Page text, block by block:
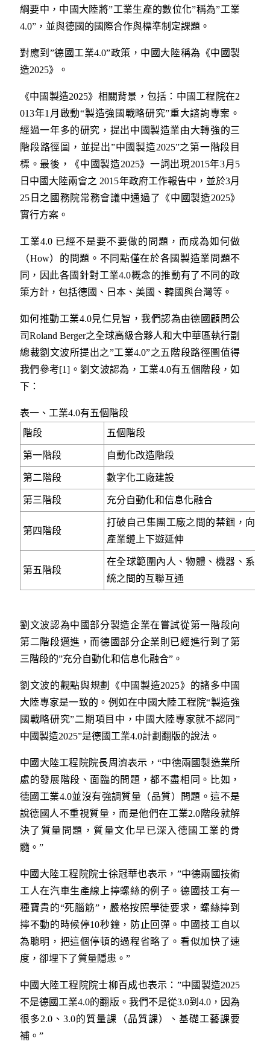
綱要中，中國大陸將”工業生產的數位化”稱為”工業
4.0”，並與德國的國際合作與標準制定課題。
對應到”德國工業4.0”政策，中國大陸稱為《中國製
造2025》。
《中國製造2025》相關背景，包括：中國工程院在2
013年1月啟動“製造強國戰略研究”重大諮詢專案。
經過一年多的研究，提出中國製造業由大轉強的三
階段路徑圖，並提出”中國製造2025”之第一階段目
標。最後，《中國製造2025》一詞出現2015年3月5
日中國大陸兩會之 2015年政府工作報告中，並於3月
25日之國務院常務會議中通過了《中國製造2025》
實行方案。
工業4.0 已經不是要不要做的問題，而成為如何做
（How）的問題。不同點僅在於各國製造業問題不
同，因此各國針對工業4.0概念的推動有了不同的政
策方針，包括德國、日本、美國、韓國與台灣等。
如何推動工業4.0見仁見智，我們認為由德國顧問公
司Roland Berger之全球高級合夥人和大中華區執行副
總裁劉文波所提出之”工業4.0”之五階段路徑圖值得
我們參考[1]。劉文波認為，工業4.0有五個階段，如
下：
表一、工業4.0有五個階段
階段
五個階段
第一階段 自動化改造階段
第二階段 數字化工廠建設
第三階段 充分自動化和信息化融合
第四階段
打破自己集團工廠之間的禁錮，向
產業鏈上下遊延伸
第五階段
在全球範圍內人、物體、機器、系
統之間的互聯互通
劉文波認為中國部分製造企業在嘗試從第一階段向
第二階段邁進，而德國部分企業則已經進行到了第
三階段的”充分自動化和信息化融合”。
劉文波的觀點與規劃《中國製造2025》的諸多中國
大陸專家是一致的。例如在中國大陸工程院“製造強
國戰略研究”二期項目中，中國大陸專家就不認同”
中國製造2025”是德國工業4.0計劃翻版的說法。
中國大陸工程院院長周濟表示，“中德兩國製造業所
處的發展階段、面臨的問題，都不盡相同。比如，
德國工業4.0並沒有強調質量（品質）問題。這不是
說德國人不重視質量，而是他們在工業2.0階段就解
決了質量問題，質量文化早已深入德國工業的骨
髓。”
中國大陸工程院院士徐冠華也表示，”中德兩國技術
工人在汽車生產線上擰螺絲的例子。德國技工有一
種寶貴的“死腦筋”，嚴格按照學徒要求，螺絲擰到
擰不動的時候停10秒鐘，防止回彈。中國技工自以
為聰明，把這個停頓的過程省略了。看似加快了速
度，卻埋下了質量隱患。”
中國大陸工程院院士柳百成也表示：”中國製造2025
不是德國工業4.0的翻版。我們不是從3.0到4.0，因為
很多2.0、3.0的質量課（品質課）、基礎工藝課要
補。”